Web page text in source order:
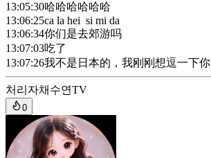
13:05:30哈哈哈哈哈哈
13:06:25ca la hei si mi da
13:06:34你们是去郊游吗
13:07:03吃了
13:07:26我不是日本的，我刚刚想逗一下你
처리자채수연TV
0